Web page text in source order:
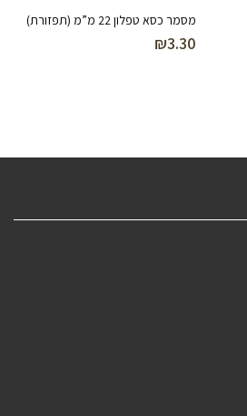
מסמר כסא טפלון 22 מ”מ (תפזורת)
₪3.30